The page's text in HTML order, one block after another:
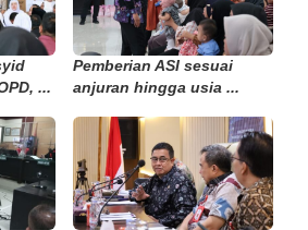
...
Pemberian ASI sesuai
anjuran hingga usia ...